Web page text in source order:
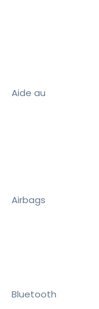
Aide au
Airbags
Bluetooth